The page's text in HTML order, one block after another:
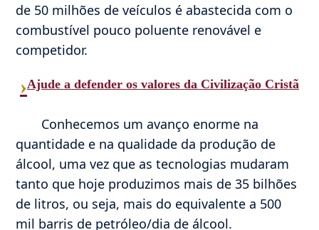
de 50 milhões de veículos é abastecida com o
combustível pouco poluente renovável e
competidor.
›Ajude a defender os valores da Civilização Cristã
Conhecemos um avanço enorme na
quantidade e na qualidade da produção de
álcool, uma vez que as tecnologias mudaram
tanto que hoje produzimos mais de 35 bilhões
de litros, ou seja, mais do equivalente a 500
mil barris de petróleo/dia de álcool.